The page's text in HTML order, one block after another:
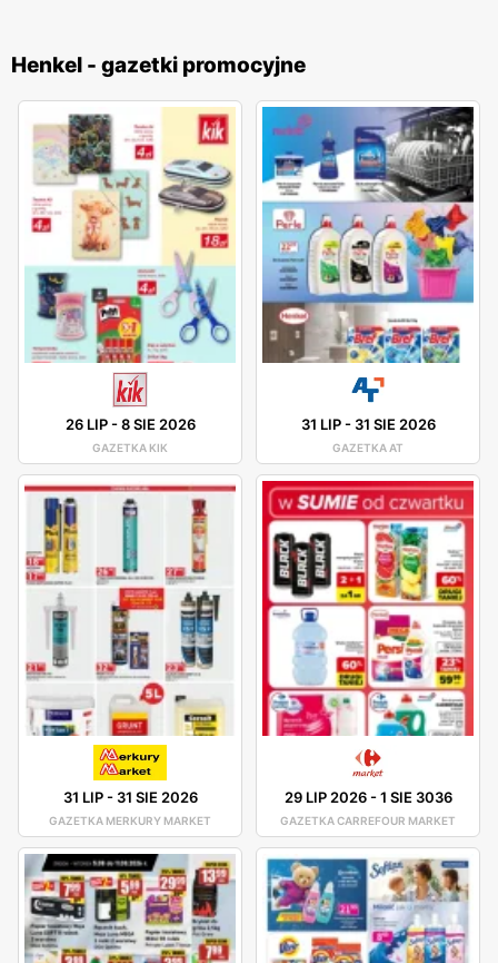
Henkel - gazetki promocyjne
26 LIP-8 SIE 2026
GAZETKA KIK
31 LIP- 31 SIE 2026
GAZETKA AT
31 LIP- 31 SIE 2026
GAZETKA MERKURY MARKET
29 LIP 2026-1 SIE 3036
GAZETKA CARREFOUR MARKET